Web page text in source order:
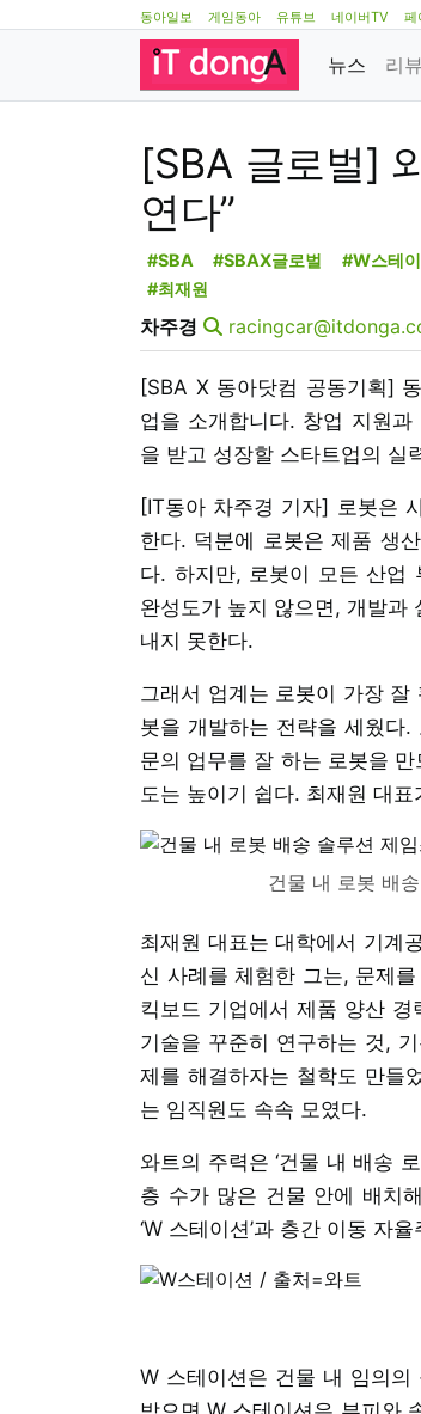
동아일보 게임동아 유튜브 네이버TV 페
뉴스 리뷰
[SBA 글로벌]
연다”
#SBA #SBAX글로벌 #W스테
#최재원
차주경
[SBA X 동아닷컴 공동기획]
업을 소개합니다. 창업 지원
을 받고 성장할 스타트업의 실
[IT동아 차주경 기자] 로봇은
한다. 덕분에 로봇은 제품 생
다. 하지만, 로봇이 모든 산업
완성도가 높지 않으면, 개발과
내지 못한다.
그래서 업계는 로봇이 가장
봇을 개발하는 전략을 세웠다
문의 업무를 잘 하는 로봇을
도는 높이기 쉽다. 최재원 대
건물 내 로봇 배
최재원 대표는 대학에서 기계
신 사례를 체험한 그는, 문제
킥보드 기업에서 제품 양산
기술을 꾸준히 연구하는 것,
제를 해결하자는 철학도 만들
는 임직원도 속속 모였다.
와트의 주력은 ‘건물 내 배송
층 수가 많은 건물 안에 배치
‘W 스테이션’과 층간 이동 자
W 스테이션은 건물 내 임의